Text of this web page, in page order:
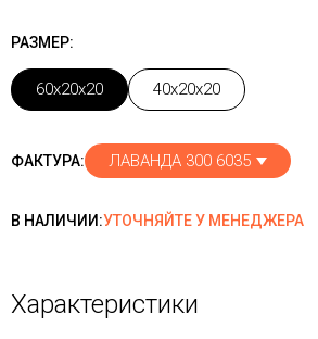
РАЗМЕР:
60x20x20 40x20x20
ФАКТУРА: ЛАВАНДА 300 6035
В НАЛИЧИИ:УТОЧНЯЙТЕ У МЕНЕДЖЕРА
Характеристики